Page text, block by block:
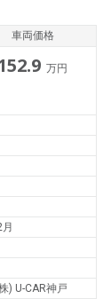
車両価格
万円
) U-CAR神戸